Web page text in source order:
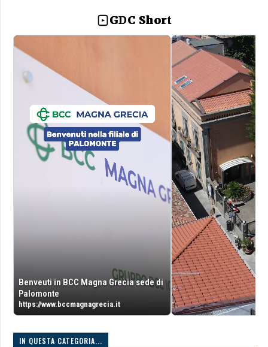
GDC Short
Benveuti in BCC Magna Grecia sede di
Palomonte
https://www.bccmagnagrecia.it
IN QUESTA CATEGORIA...